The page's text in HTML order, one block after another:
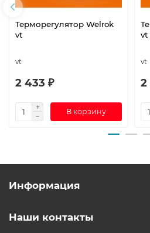
Терморегулятор Welrok
vt
vt
2 433 ₽
В корзину
vt
vt
2
Информация
Наши контакты